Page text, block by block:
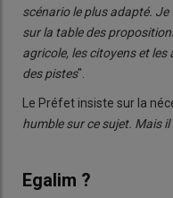
scénario le plus adapté.
sur la table des
agricole, les citoyens et
des pistes".
Le Préfet insiste sur la
humble sur ce sujet. Mais
Egalim ?